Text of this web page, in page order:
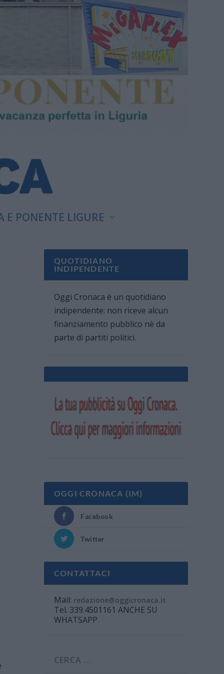
PONENTE LIGURE
QUOTIDIANO
INDIPENDENTE
Oggi Cronaca è un quotidiano
indipendente: non riceve alcun
finanziamento pubblico nè da
parte di partiti politici.
OGGI CRONACA (IM)
Facebook
Twitter
CONTATTACI
Mail: redazione@oggicronaca.it
Tel. 339.4501161 ANCHE SU
WHATSAPP